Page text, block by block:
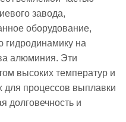
завода,
оборудование,
на
алюминия. Эти
высоких температур и
для процессов выплавки
долговечность и